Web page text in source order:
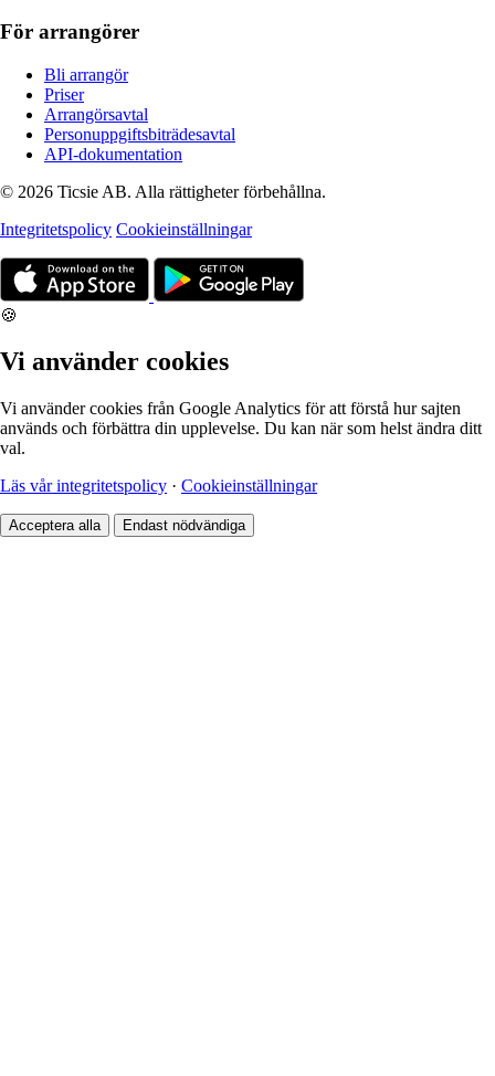
För arrangörer
Bli arrangör
Priser
Arrangörsavtal
Personuppgiftsbiträdesavtal
API-dokumentation
© 2026 Ticsie AB. Alla rättigheter förbehållna.
Integritetspolicy Cookieinställningar
🍪
Vi använder cookies
Vi använder cookies från Google Analytics för att förstå hur sajten
används och förbättra din upplevelse. Du kan när som helst ändra ditt
val.
Läs vår integritetspolicy · Cookieinställningar
Acceptera alla Endast nödvändiga